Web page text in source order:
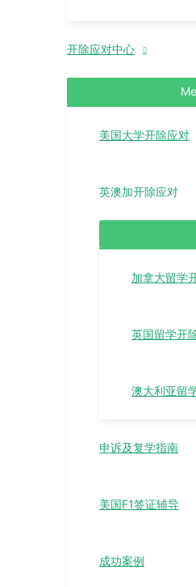
开除应对中心
美国大学开除应对
英澳加开除应对
加拿大留学
英国留学开
澳大利亚留
申诉及复学指南
美国F1签证辅导
成功案例